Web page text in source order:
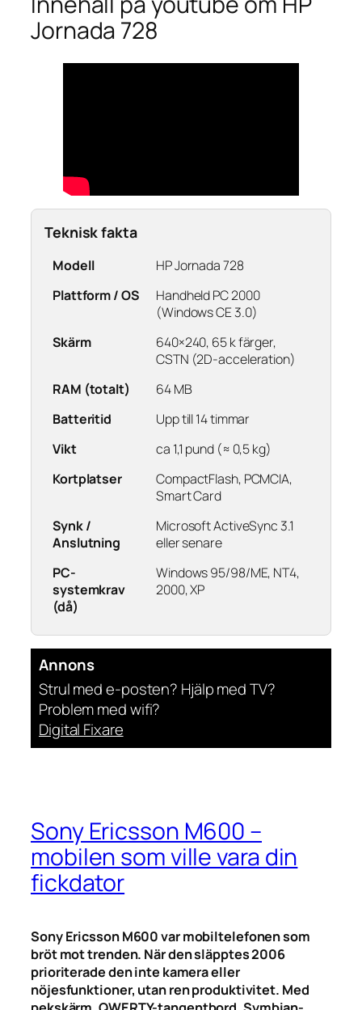
Jornada 728
Teknisk fakta
Modell
HP Jornada 728
Plattform / OS
Handheld PC 2000
(Windows CE 3.0)
Skärm
640×240, 65 k färger,
CSTN (2D-acceleration)
RAM (totalt)
64 MB
Batteritid
Upp till 14 timmar
Vikt
ca 1,1 pund (≈ 0,5 kg)
Kortplatser
CompactFlash, PCMCIA,
Smart Card
Synk /
Anslutning
Microsoft ActiveSync 3.1
eller senare
PC-
systemkrav
(då)
Windows 95/98/ME, NT4,
2000, XP
Annons
Strul med e-posten? Hjälp med TV?
Problem med wifi?
Digital Fixare
Sony Ericsson M600 –
mobilen som ville vara din
fickdator
Sony Ericsson M600 var mobiltelefonen som
bröt mot trenden. När den släpptes 2006
prioriterade den inte kamera eller
nöjesfunktioner, utan ren produktivitet. Med